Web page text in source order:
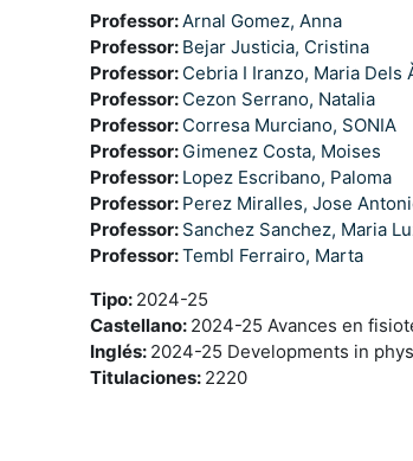
Professor:Arnal Gomez, Anna
Professor: Bejar Justicia, Cristina
Professor: Cebria I Iranzo, Maria Dels
Professor: Cezon Serrano, Natalia
Professor: Corresa Murciano, SONIA
Professor: Gimenez Costa, Moises
Professor: Lopez Escribano, Paloma
Professor: Perez Miralles, Jose
Professor: Sanchez Sanchez, Maria
Professor:Tembl Ferrairo, Marta
Tipo: 2024-25
Castellano: 2024-25 Avances en
Inglés: 2024-25 Developments in
Titulaciones: 2220